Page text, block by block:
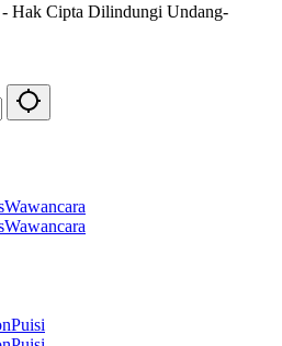
Hak Cipta Dilindungi Undang-
Wawancara
Wawancara
Puisi